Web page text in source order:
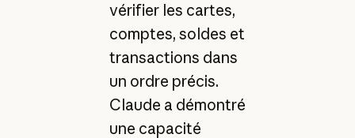
vérifier les cartes,
comptes, soldes et
transactions dans
un ordre précis.
Claude a démontré
une capacité